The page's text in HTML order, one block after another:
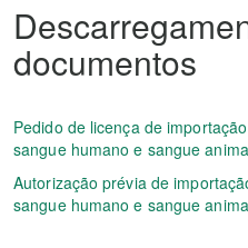
documentos
Pedido de licença de
sangue humano e sangue
Autorização prévia de
sangue humano e sangue